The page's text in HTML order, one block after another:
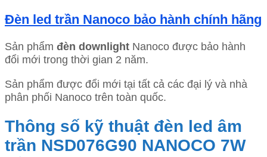
Đèn led trần Nanoco bảo hành chính hãng
Sản phẩm đèn downlight Nanoco được bảo hành
đổi mới trong thời gian 2 năm.
Sản phẩm được đổi mới tại tất cả các đại lý và nhà
phân phối Nanoco trên toàn quốc.
Thông số kỹ thuật đèn led âm
trần NSD076G90 NANOCO 7W